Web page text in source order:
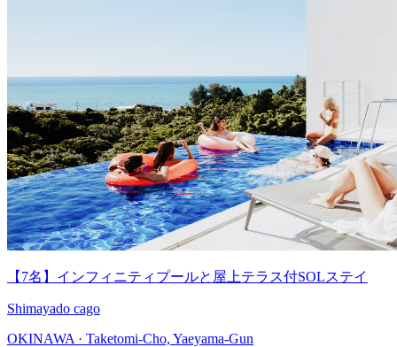
【7名】インフィニティプールと屋上テラス付SOLステイ
Shimayado cago
OKINAWA · Taketomi-Cho, Yaeyama-Gun